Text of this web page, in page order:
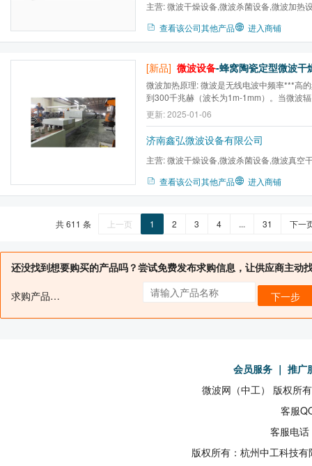
主营:微波干燥设备,微波杀菌设备,微波加热
查看该公司其他产品 进入商铺
[新品] 微波设备-蜂窝陶瓷定型微波干燥
微波加热原理: 微波是无线电波中频率***高
到300千兆赫（波长为1m-1mm）。当微波
被反射的电磁波进入到物体内部与构成物体
互作用，对于不同的物质，微波能产生热效
效应等能量转换，从而产生热量达到加热干
更新: 2025-01-06
济南鑫弘微波设备有限公司
主营:微波干燥设备,微波杀菌设备,微波真空
查看该公司其他产品 进入商铺
共 611 条 上一页 1 2 3 4 ... 31 下一
还没找到想要购买的产品吗？尝试免费发布求购信息，让供应商主动
求购产品名： 下一步
会员服务 ｜ 推广
微波网（中工） 版权所
客服
客服电
版权所有：杭州中工科技